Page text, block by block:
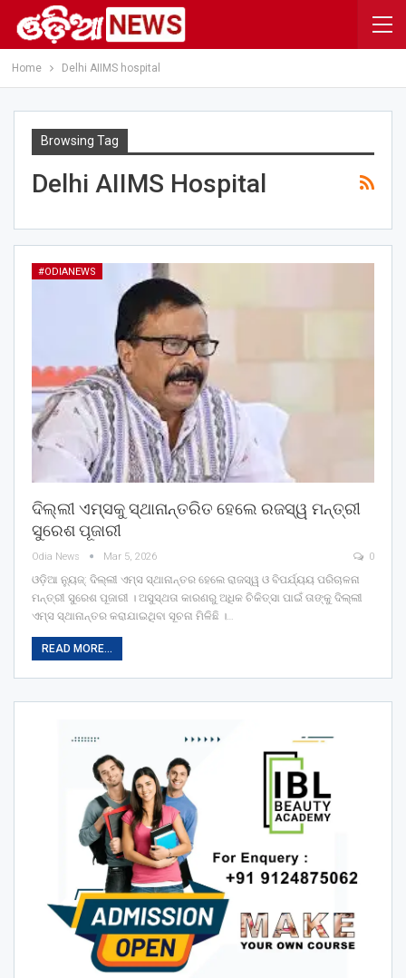
Home Delhi AIIMS hospital
Browsing Tag
Delhi AIIMS Hospital
#ODIANEWS
ଦିଲ୍ଲୀ ଏମ୍ସକୁ ସ୍ଥାନାନ୍ତରିତ ହେଲେ ରଜସ୍ୱ ମନ୍ତ୍ରୀ
ସୁରେଶ ପୂଜାରୀ
Odia News Mar 5, 2026 0
ଓଡ଼ିଆ ନ୍ୟୁଜ୍: ଦିଲ୍ଲୀ ଏମ୍‌ସ ସ୍ଥାନାନ୍ତର ହେଲେ ରାଜସ୍ୱ ଓ ବିପର୍ଯ୍ୟୟ ପରିଚାଳନା
ମନ୍ତ୍ରୀ ସୁରେଶ ପୂଜାରୀ । ଅସୁସ୍ଥତା କାରଣରୁ ଅଧିକ ଚିକିତ୍ସା ପାଇଁ ତାଙ୍କୁ ଦିଲ୍ଲୀ
ଏମ୍‌ସ ସ୍ଥାନାନ୍ତର କରାଯାଇଥିବା ସୂଚନା ମିଳିଛି ।…
READ MORE...